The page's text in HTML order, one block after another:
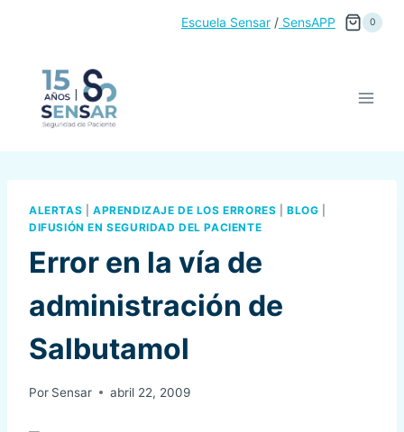
Escuela Sensar/SensAPP 0
ALERTAS APRENDIZAJE DE LOS ERRORES |BLOG
DIFUSIÓN EN SEGURIDAD DEL PACIENTE
Error en la vía de
administración de
Salbutamol
Por Sensar abril 22, 2009